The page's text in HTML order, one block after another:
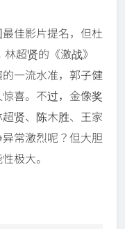
佳影片提名，但杜
超贤的《激战》
一流水准，郭子健
喜。不过，金像奖
贤、陈木胜、王家
常激烈呢？但大胆
极大。